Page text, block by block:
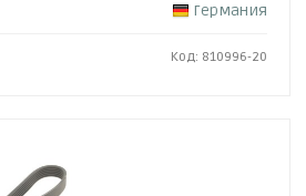
Германия
Код: 810996-20